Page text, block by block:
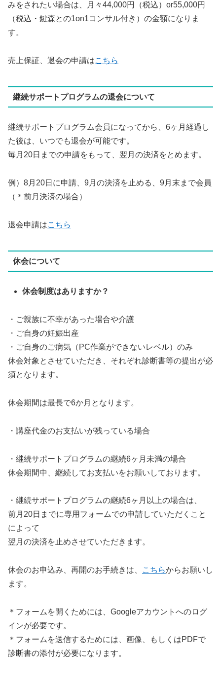
みをされたい場合は、月々44,000円（税込）or55,000円
（税込・鍵森との1on1コンサル付き）の金額になりま
す。
売上保証、退会の申請はこちら
継続サポートプログラムの退会について
継続サポートプログラム会員になってから、6ヶ月経過し
た後は、いつでも退会が可能です。
毎月20日までの申請をもって、翌月の決済をとめます。
例）8月20日に申請、9月の決済を止める、9月末まで会員
（＊前月決済の場合）
退会申請はこちら
休会について
休会制度はありますか？
・ご親族に不幸があった場合や介護
・ご自身の妊娠出産
・ご自身のご病気（PC作業ができないレベル）のみ
休会対象とさせていただき、それぞれ診断書等の提出が必
須となります。
休会期間は最長で6か月となります。
・講座代金のお支払いが残っている場合
・継続サポートプログラムの継続6ヶ月未満の場合
休会期間中、継続してお支払いをお願いしております。
・継続サポートプログラムの継続6ヶ月以上の場合は、
前月20日までに専用フォームでの申請していただくこと
によって
翌月の決済を止めさせていただきます。
休会のお申込み、再開のお手続きは、 こちらからお願いし
ます。
＊フォームを開くためには、Googleアカウントへのログ
インが必要です。
＊フォームを送信するためには、画像、もしくはPDFで
診断書の添付が必要になります。